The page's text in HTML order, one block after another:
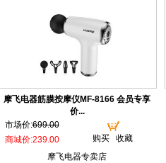
摩飞电器筋膜按摩仪MF-8166 会员专享
价...
市场价:699.00
购买
收藏
商城价:239.00
摩飞电器专卖店